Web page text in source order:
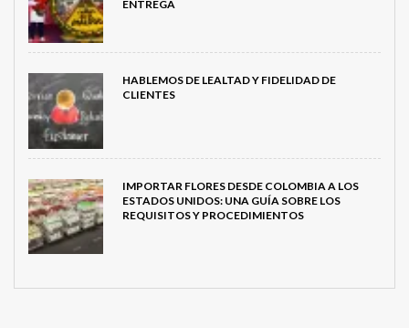
ENTREGA
HABLEMOS DE LEALTAD Y FIDELIDAD DE
CLIENTES
IMPORTAR FLORES DESDE COLOMBIA A LOS
ESTADOS UNIDOS: UNA GUÍA SOBRE LOS
REQUISITOS Y PROCEDIMIENTOS